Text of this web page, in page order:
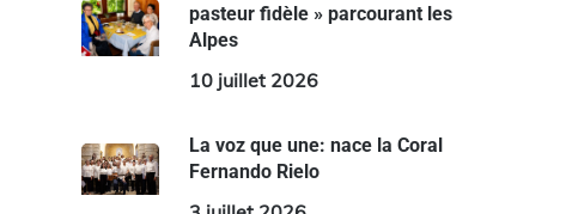
pasteur fidèle » parcourant les
Alpes
10 juillet 2026
La voz que une: nace la Coral
Fernando Rielo